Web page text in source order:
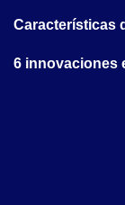
Características
6 innovaciones